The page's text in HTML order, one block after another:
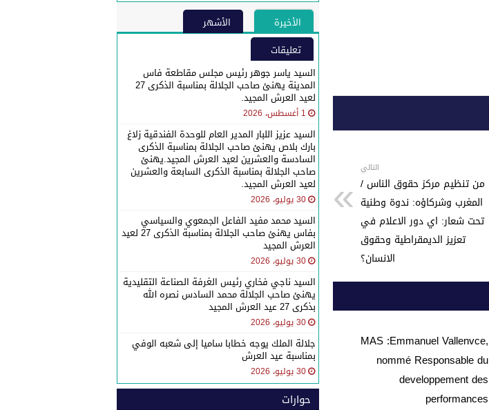
الأخيرة
الأشهر
تعليقات
السيد ياسر جوهر رئيس مجلس مقاطعة فاس
المدينة يهنئ صاحب الجلالة بمناسبة الذكرى 27
لعيد العرش المجيد.
1 أغسطس، 2026
السيد عزيز اللبار المدير العام للوحدة الفندقية زلاغ
بارك بلاص يهنئ صاحب الجلالة بمناسبة الذكرى
السادسة والعشرين لعيد العرش المجيد.يهنئ
صاحب الجلالة بمناسبة الذكرى السابعة والعشرين
لعيد العرش المجيد.
30 يوليو، 2026
السيد محمد مفيد الفاعل الجمعوي والسياسي
بفاس يهنئ صاحب الجلالة بمناسبة الذكرى 27 لعيد
العرش المجيد
30 يوليو، 2026
السيد ناجي فخاري رئيس الغرفة الصناعة التقليدية
يهنئ صاحب الجلالة محمد السادس نصره الله
بذكرى 27 عيد العرش المجيد
30 يوليو، 2026
جلالة الملك يوجه خطابا ساميا إلى شعبه الوفي
بمناسبة عيد العرش
30 يوليو، 2026
حوارات
التالي
من تنظيم مركز حقوق الناس /
المغرب وشركاؤه: ندوة وطنية
تحت شعار: اي دور الاعلام في
تعزيز الديمقراطية وحقوق
الانسان؟‎
MAS :Emmanuel Vallenvce,
nommé Responsable du
developpement des
performances